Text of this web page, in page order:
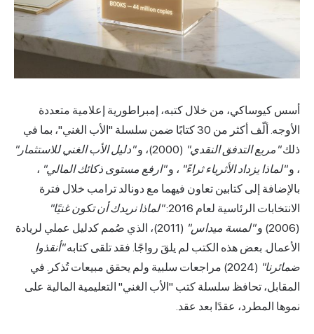
أسس كيوساكي، من خلال كتبه، إمبراطورية إعلامية متعددة
الأوجه. ألّف أكثر من 30 كتابًا ضمن سلسلة "الأب الغني"، بما في
ذلك"مربع التدفق النقدي" (2000)، و
"دليل الأب الغني للاستثمار"
، و"لماذا يزداد الأثرياء ثراءً" ، و"ارفع مستوى ذكائك المالي" ،
بالإضافة إلى كتابين تعاون فيهما مع دونالد ترامب خلال فترة
الانتخابات الرئاسية لعام 2016:
"لماذا نريدك أن تكون غنيًا"
(2006) و
"لمسة ميداس"
(2011)، الذي صُمم كدليل عملي لريادة
الأعمال. بعض هذه الكتب لم يلقَ رواجًا. فقد تلقى كتابه"أنقذوا
ضمائرنا"
(2024) مراجعات سلبية ولم يحقق مبيعات تُذكر. في
المقابل، تحافظ سلسلة كتب "الأب الغني" التعليمية المالية على
نموها المطرد، عقدًا بعد عقد.